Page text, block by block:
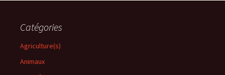
Catégories
Agriculture(s)
Animaux